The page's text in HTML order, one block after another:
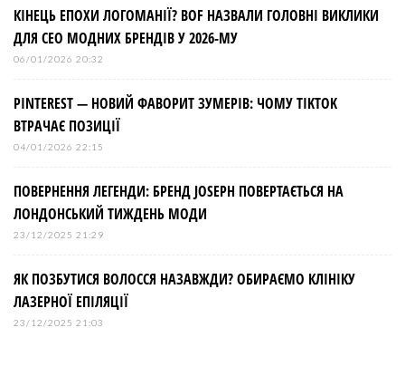
КІНЕЦЬ ЕПОХИ ЛОГОМАНІЇ? BOF НАЗВАЛИ ГОЛОВНІ ВИКЛИКИ
ДЛЯ СЕО МОДНИХ БРЕНДІВ У 2026-МУ
06/01/2026 20:32
PINTEREST — НОВИЙ ФАВОРИТ ЗУМЕРІВ: ЧОМУ TIKTOK
ВТРАЧАЄ ПОЗИЦІЇ
04/01/2026 22:15
ПОВЕРНЕННЯ ЛЕГЕНДИ: БРЕНД JOSEPH ПОВЕРТАЄТЬСЯ НА
ЛОНДОНСЬКИЙ ТИЖДЕНЬ МОДИ
23/12/2025 21:29
ЯК ПОЗБУТИСЯ ВОЛОССЯ НАЗАВЖДИ? ОБИРАЄМО КЛІНІКУ
ЛАЗЕРНОЇ ЕПІЛЯЦІЇ
23/12/2025 21:03